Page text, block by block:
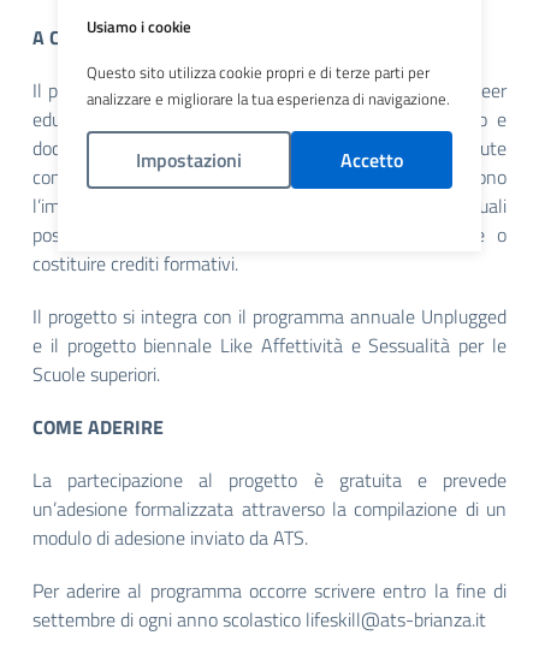
A CHI E’ RIVOLTO
Il progetto consiste in un percorso di formazione sulla Peer
education, rivolto a un gruppo di studenti del triennio e
docenti referenti, per favorire la promozione della salute
con modalità Peer to Peer. Le azioni di ricaduta prevedono
l’impiego di beni e servizi dedicati. Le attività progettuali
possono rientrare a pieno titolo nei PTCO o Stage o
costituire crediti formativi.
Il progetto si integra con il programma annuale Unplugged
e il progetto biennale Like Affettività e Sessualità per le
Scuole superiori.
COME ADERIRE
La partecipazione al progetto è gratuita e prevede
un’adesione formalizzata attraverso la compilazione di un
modulo di adesione inviato da ATS.
Per aderire al programma occorre scrivere entro la fine di
settembre di ogni anno scolastico lifeskill@ats-brianza.it
Usiamo i cookie
Questo sito utilizza cookie propri e di terze parti per
analizzare e migliorare la tua esperienza di navigazione.
Impostazioni Accetto